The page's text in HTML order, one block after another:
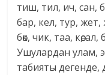
тиш, тил, ич, сан,
бар, кел, тур, жет,
бөк, чик, таа, көө,
Ушулардан улам,
табияты дегенде,